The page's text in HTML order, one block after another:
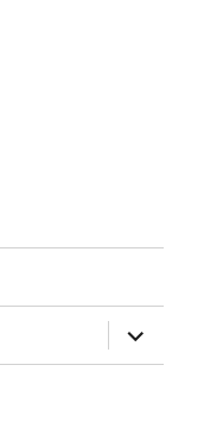
ouvrir
le
sous-